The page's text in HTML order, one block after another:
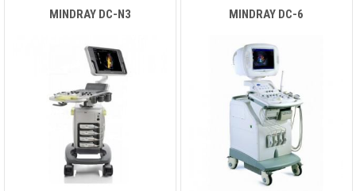
MINDRAY DC-N3 MINDRAY DC-6